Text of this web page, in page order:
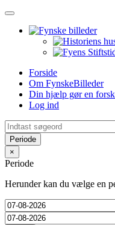
Toggle
navigation
Forside
Om FynskeBilleder
Din hjælp gør en
Log ind
Periode
×
Periode
Herunder kan du vælge en